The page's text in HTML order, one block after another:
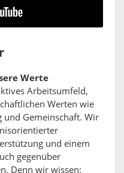
Werte
Arbeitsumfeld,
Werten wie
und Gemeinschaft. Wir
und einem
gegenüber
Denn wir wissen: